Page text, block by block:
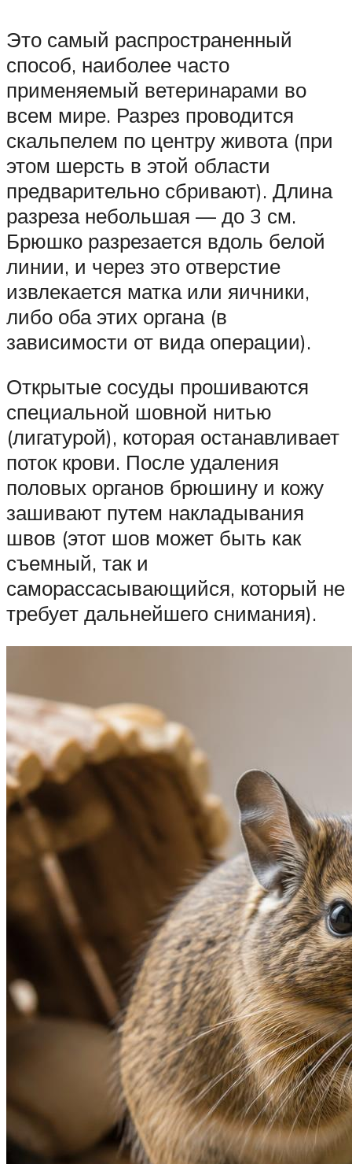
Это самый распространенный
способ, наиболее часто
применяемый ветеринарами во
всем мире. Разрез проводится
скальпелем по центру живота (при
этом шерсть в этой области
предварительно сбривают). Длина
разреза небольшая — до 3 см.
Брюшко разрезается вдоль белой
линии, и через это отверстие
извлекается матка или яичники,
либо оба этих органа (в
зависимости от вида операции).
Открытые сосуды прошиваются
специальной шовной нитью
(лигатурой), которая останавливает
поток крови. После удаления
половых органов брюшину и кожу
зашивают путем накладывания
швов (этот шов может быть как
съемный, так и
саморассасывающийся, который не
требует дальнейшего снимания).